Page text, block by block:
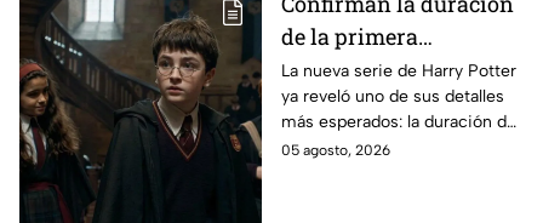
de la primera
temporada de Harry
Potter y emocionará a
los fans de los libros
La nueva serie de Harry Potter
ya reveló uno de sus detalles
más esperados: la duración de
la primera temporada basada
05 agosto, 2026